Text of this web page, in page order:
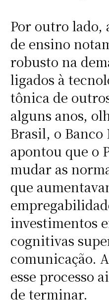
Por outro lado,
de ensino
robusto na
ligados à
tônica de
alguns anos,
Brasil, o
apontou que o
mudar as
que
investimentos
cognitivas
comunicação.
esse processo
de terminar.